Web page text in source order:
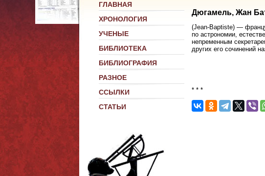
ГЛАВНАЯ
ХРОНОЛОГИЯ
УЧЕНЫЕ
БИБЛИОТЕКА
БИБЛИОГРАФИЯ
РАЗНОЕ
ССЫЛКИ
СТАТЬИ
Дюгамель, Жан
(Jean-Baptiste) —
по астрономии,
непременным
других его сочинений
* * *